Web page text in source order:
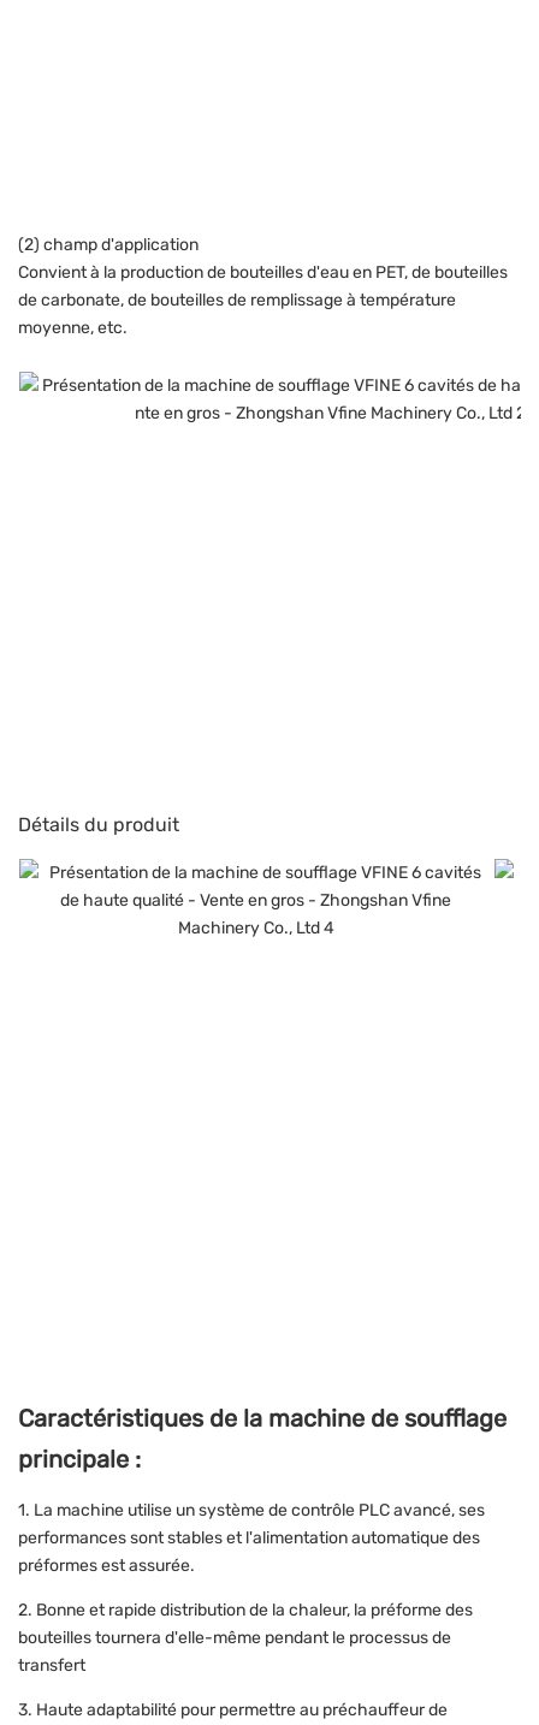
(2) champ d'application
Convient à la production de bouteilles d'eau en PET, de bouteilles
de carbonate, de bouteilles de remplissage à température
moyenne, etc.
Détails du produit
Caractéristiques de la machine de soufflage
principale :
1. La machine utilise un système de contrôle PLC avancé, ses
performances sont stables et l'alimentation automatique des
préformes est assurée.
2. Bonne et rapide distribution de la chaleur, la préforme des
bouteilles tournera d'elle-même pendant le processus de
transfert
3. Haute adaptabilité pour permettre au préchauffeur de